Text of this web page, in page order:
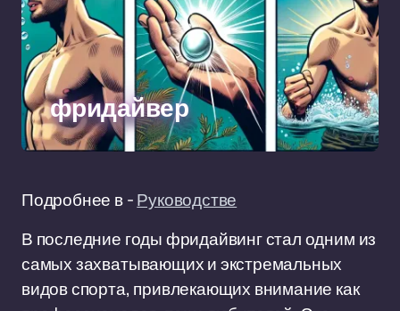
фридайвер
Подробнее в -Руководстве
В последние годы фридайвинг стал одним из
самых захватывающих и экстремальных
видов спорта, привлекающих внимание как